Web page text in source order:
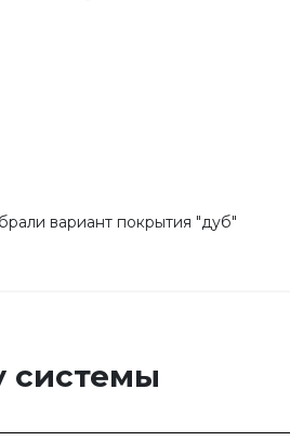
вариант покрытия "дуб"
системы